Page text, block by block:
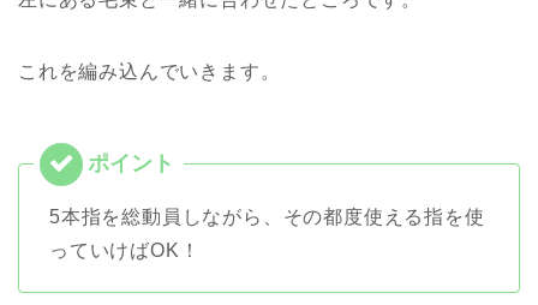
これを編み込んでいきます。
5本指を総動員しながら、その都度使える指を使
っていけばOK！